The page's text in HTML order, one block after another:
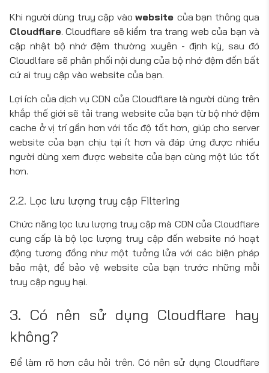
Khi người dùng truy cập vào website của bạn thông qua
Cloudflare. Cloudflare sẽ kiểm tra trang web của bạn và
cập nhật bộ nhớ đệm thường xuyên - định kỳ, sau đó
Cloudlfare sẽ phân phối nội dung của bộ nhớ đệm đến bất
cứ ai truy cập vào website của bạn.
Lợi ích của dịch vụ CDN của Cloudflare là người dùng trên
khắp thế giới sẽ tải trang website của bạn từ bộ nhớ đệm
cache ở vị trí gần hơn với tốc độ tốt hơn, giúp cho server
website của bạn chịu tại ít hơn và đáp ứng được nhiều
người dùng xem được website của bạn cùng một lúc tốt
hơn.
2.2. Lọc lưu lượng truy cập Filtering
Chức năng lọc lưu lượng truy cập mà CDN của Cloudflare
cung cấp là bộ lọc lượng truy cập đến website nó hoạt
động tương đồng như một tưởng lửa với các biện pháp
bảo mật, để bảo vệ website của bạn trước những mỗi
truy cập nguy hại.
3. Có nên sử dụng Cloudflare hay
không?
Để làm rõ hơn câu hỏi trên. Có nên sử dụng Cloudflare